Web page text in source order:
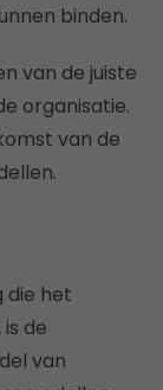
binden.
van de juiste
organisatie.
van de
die het
de
van